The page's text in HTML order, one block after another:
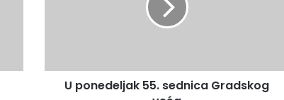
U ponedeljak 55. sednica Gradskog